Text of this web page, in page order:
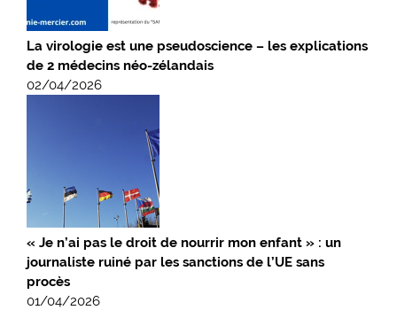
La virologie est une pseudoscience – les explications
de 2 médecins néo-zélandais
02/04/2026
« Je n’ai pas le droit de nourrir mon enfant » : un
journaliste ruiné par les sanctions de l’UE sans
procès
01/04/2026